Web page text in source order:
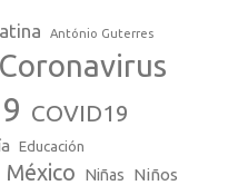
António Guterres
Coronavirus
COVID19
Educación
México Niñas Niños